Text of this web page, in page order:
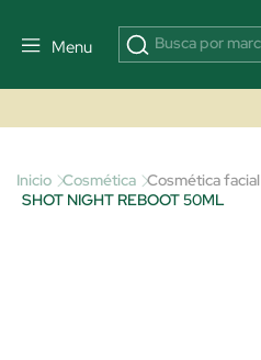
Menu
Inicio Cosmética Cosmética facial
SHOT NIGHT REBOOT 50ML